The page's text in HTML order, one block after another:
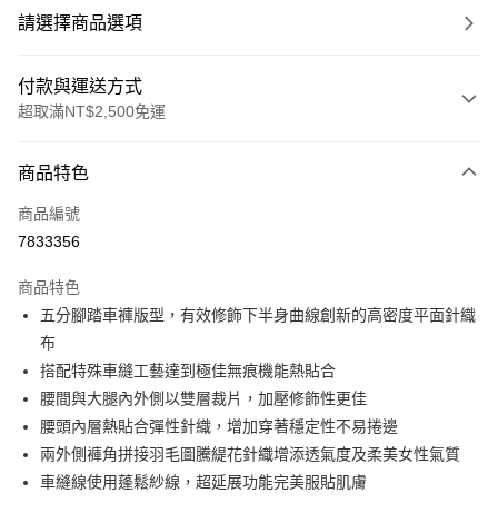
請選擇商品選項
付款與運送方式
超取滿NT$2,500免運
信用卡一次付款
信用卡分期付款
合作金庫商業銀行
華南商業銀行
彰化商業銀行
上海商業儲蓄銀行
國泰世華商業銀行
兆豐國際商業銀行
臺灣中小企業銀行
台中商業銀行
匯豐（台灣）商業銀行
華泰商業銀行
聯邦商業銀行
遠東國際商業銀行
元大商業銀行
永豐商業銀行
玉山商業銀行
星展（台灣）商業銀行
超商取貨付款
LINE Pay
街口支付
悠遊付
商品特色
商品編號
7833356
商品特色
五分腳踏車褲版型，有效修飾下半身曲線創新的高密度平面針織
布
搭配特殊車縫工藝達到極佳無痕機能熱貼合
腰間與大腿內外側以雙層裁片，加壓修飾性更佳
腰頭內層熱貼合彈性針織，增加穿著穩定性不易捲邊
兩外側褲角拼接羽毛圖騰緹花針織增添透氣度及柔美女性氣質
車縫線使用蓬鬆紗線，超延展功能完美服貼肌膚